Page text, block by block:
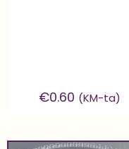
€0.60 (KM-ta)